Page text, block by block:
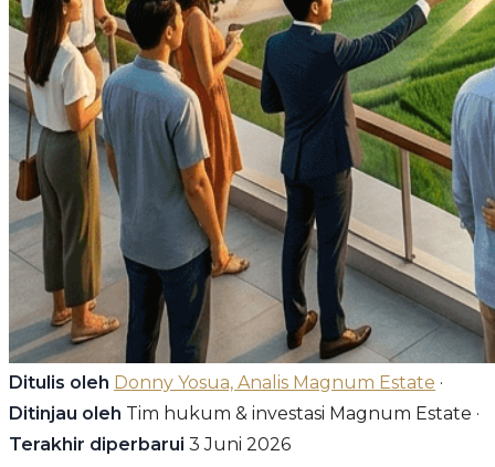
Ditulis oleh Donny Yosua, Analis Magnum Estate ·
Ditinjau oleh Tim hukum & investasi Magnum Estate ·
Terakhir diperbarui 3 Juni 2026